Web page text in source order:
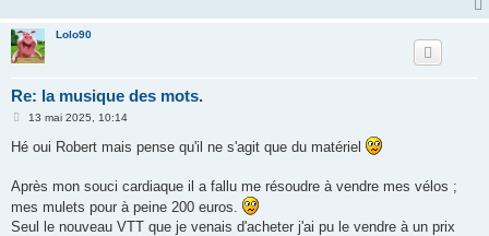
Lolo90
Re: la musique des mots.
M
s
s
g
e
13 mai 2025, 10:14
Hé oui Robert mais pense qu'il ne s'agit que du matériel
Après mon souci cardiaque il a fallu me résoudre à vendre mes vélos ;
mes mulets pour à peine 200 euros.
Seul le nouveau VTT que je venais d'acheter j'ai pu le vendre à un prix